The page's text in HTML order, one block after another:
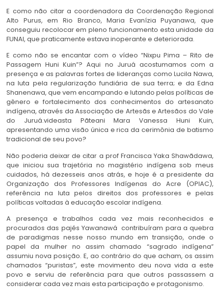
E como não citar a coordenadora da Coordenação Regional
Alto Purus, em Rio Branco, Maria Evanízia Puyanawa, que
conseguiu recolocar em pleno funcionamento esta unidade da
FUNAI, que praticamente estava inoperante e deteriorada.
E como não se encantar com o vídeo “Nixpu Pima – Rito de
Passagem Huni Kuin”? Aqui no Juruá acostumamos com a
presença e as palavras fortes de lideranças como Lucila Nawa,
na luta pela regularização fundiária de sua terra; e da Edna
Shanenawa, que vem encampando e lutando pelas políticas de
gênero e fortalecimento dos conhecimentos do artesanato
indígena, através da Associação de Artesãs e Artesãos do Vale
do Juruá.videasta Pãteani Mara Vanessa Huni Kuin,
apresentando uma visão única e rica da cerimônia de batismo
tradicional de seu povo?
Não poderia deixar de citar a prof Francisca Yaka Shawãdawa,
que iniciou sua trajetória no magistério indígena sob meus
cuidados, há dezesseis anos atrás, e hoje é a presidente da
Organização dos Professores Indígenas do Acre (OPIAC),
referência na luta pelos direitos dos professores e pelas
políticas voltadas à educação escolar indígena.
A presença e trabalhos cada vez mais reconhecidos e
procurados das pajés Yawanawá contribuíram para a quebra
de paradigmas nesse nosso mundo em transição, onde o
papel da mulher no assim chamado “sagrado indígena”
assumiu nova posição. E, ao contrário do que acham, os assim
chamados “puristas”, este movimento deu nova vida a este
povo e serviu de referência para que outros passassem a
considerar cada vez mais esta participação e protagonismo.